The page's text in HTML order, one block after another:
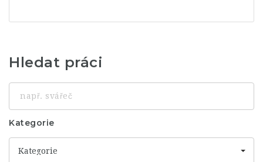
Hledat práci
svářeč
Kategorie
Kategorie